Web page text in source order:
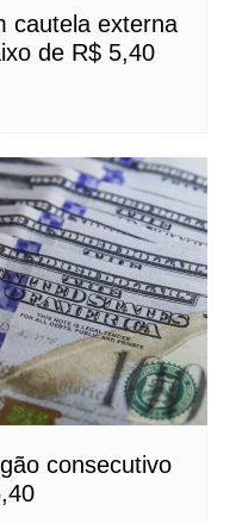
cautela externa
de R$ 5,40
consecutivo